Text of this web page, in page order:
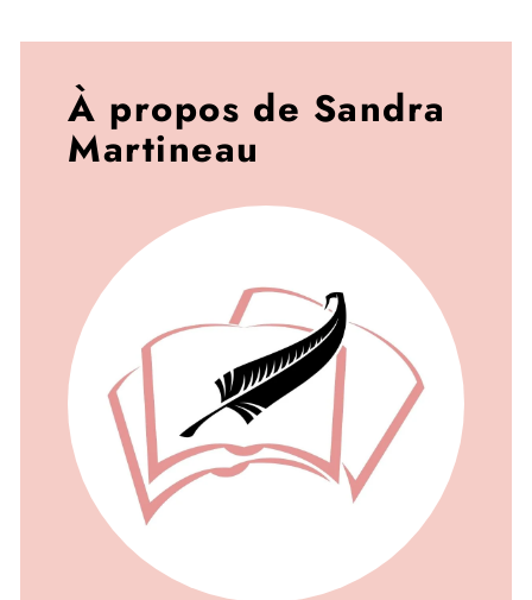
À propos de Sandra
Martineau